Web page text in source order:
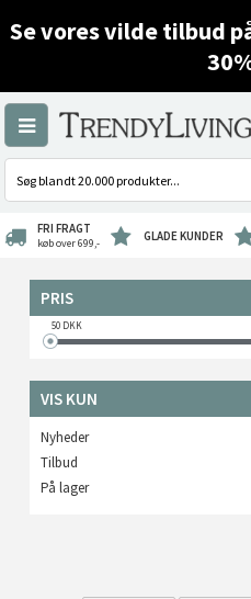
Se vores vilde tilbud
FRI FRAGT
køb over 699,- GLADE KUNDER
PRIS
50DKK
VIS KUN
Nyheder
Tilbud
På lager